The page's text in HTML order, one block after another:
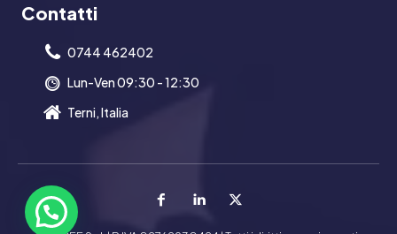
Contatti
0744 462402
Lun-Ven 09:30 - 12:30
Terni, Italia